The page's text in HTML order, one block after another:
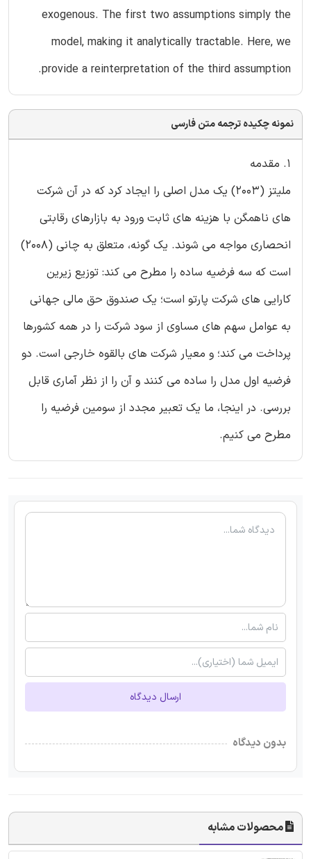
exogenous. The first two assumptions simply the
model, making it analytically tractable. Here, we
provide a reinterpretation of the third assumption.
نمونه چکیده ترجمه متن فارسی
1. مقدمه
ملیتز (2003) یک مدل اصلی را ایجاد کرد که در آن شرکت
های ناهمگن با هزینه های ثابت ورود به بازارهای رقابتی
انحصاری مواجه می شوند. یک گونه، متعلق به چانی (2008)
است که سه فرضیه ساده را مطرح می کند: توزیع زیرین
کارایی های شرکت پارتو است؛ یک صندوق حق مالی جهانی
به عوامل سهم های مساوی از سود شرکت را در همه کشورها
پرداخت می کند؛ و معیار شرکت های بالقوه خارجی است. دو
فرضیه اول مدل را ساده می کنند و آن را از نظر آماری قابل
بررسی. در اینجا، ما یک تعبیر مجدد از سومین فرضیه را
مطرح می کنیم.
ارسال دیدگاه
بدون دیدگاه
محصولات مشابه